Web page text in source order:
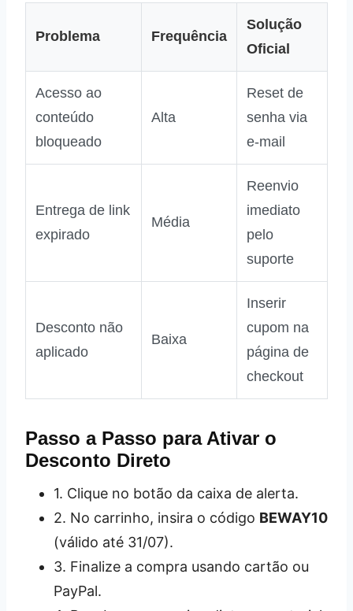
Problema Frequência
Solução
Oficial
Acesso ao
conteúdo
bloqueado
Alta
Reset de
senha via
e‑mail
Entrega de link
expirado
Média
Reenvio
imediato
pelo
suporte
Desconto não
aplicado
Baixa
Inserir
cupom na
página de
checkout
Passo a Passo para Ativar o
Desconto Direto
1. Clique no botão da caixa de alerta.
2. No carrinho, insira o código BEWAY10
(válido até 31/07).
3. Finalize a compra usando cartão ou
PayPal.